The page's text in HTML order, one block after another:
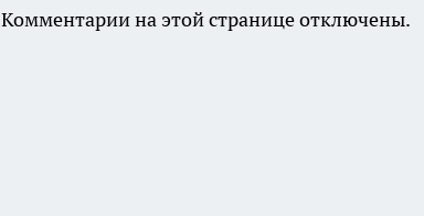
Комментарии на этой странице отключены.